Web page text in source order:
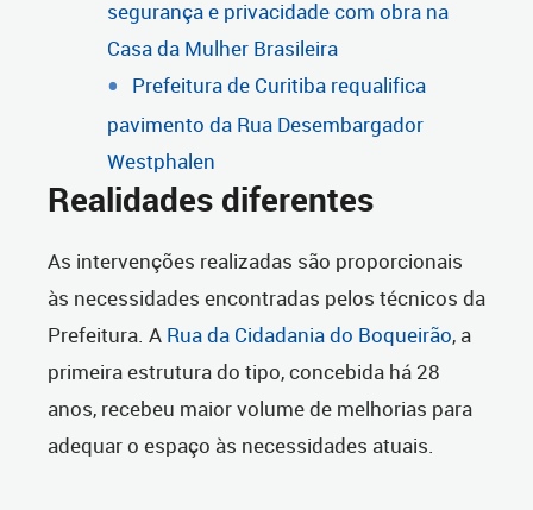
segurança e privacidade com obra na
Casa da Mulher Brasileira
Prefeitura de Curitiba requalifica
pavimento da Rua Desembargador
Westphalen
Realidades diferentes
As intervenções realizadas são proporcionais
às necessidades encontradas pelos técnicos da
Prefeitura. A Rua da Cidadania do Boqueirão, a
primeira estrutura do tipo, concebida há 28
anos, recebeu maior volume de melhorias para
adequar o espaço às necessidades atuais.